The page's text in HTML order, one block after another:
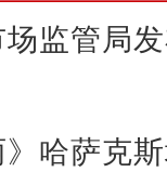
场监管局
》哈萨克